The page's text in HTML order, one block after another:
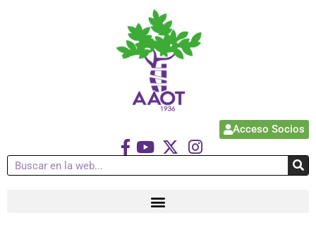
Acceso Socios